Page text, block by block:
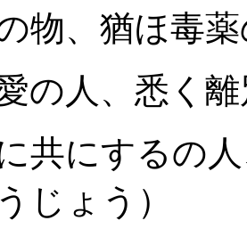
物、猶ほ毒
の人、悉く
共にするの
じょう）